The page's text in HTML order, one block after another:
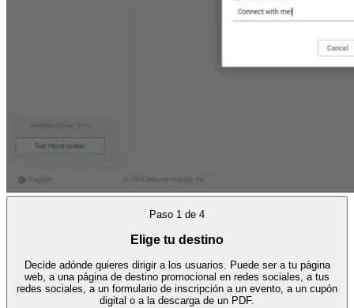
Paso 1 de 4
Elige tu destino
Decide adónde quieres dirigir a los usuarios. Puede ser a tu página
web, a una página de destino promocional en redes sociales, a tus
redes sociales, a un formulario de inscripción a un evento, a un cupón
digital o a la descarga de un PDF.